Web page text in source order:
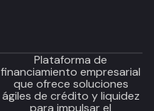
Plataforma de
financiamiento empresarial
que ofrece soluciones
ágiles de crédito y liquidez
para impulsar el